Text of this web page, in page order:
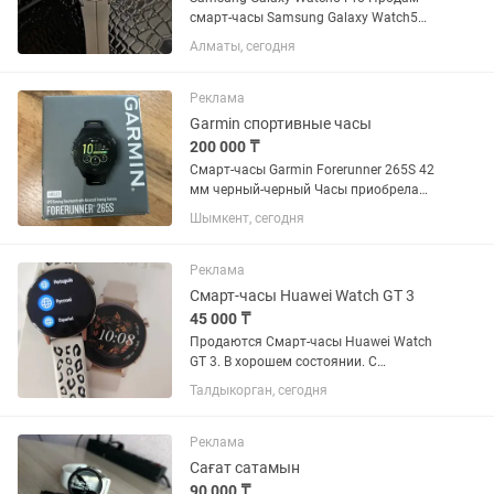
смарт-часы Samsung Galaxy Watch5
Pro (45мм, титан). Полная
комплектация: коробка, зарядное
Титановый корпус, сапфировое
стекло,...
Алматы, сегодня
Реклама
Garmin спортивные часы
200 000 ₸
Смарт-часы Garmin Forerunner 265S 42
мм черный-черный Часы приобрела
для себя за 282000 тг для бега,
использовала всего 3 месяца на
все есть, без дефектов рабочий...
Шымкент, сегодня
Реклама
Смарт-часы Huawei Watch GT 3
45 000 ₸
Продаются Смарт-часы Huawei Watch
GT 3. В хорошем состоянии. С
коробкой, зарядкой, ремешком.
Отлично работают, батарею держит 6-
Талдыкорган, сегодня
Реклама
Сағат сатамын